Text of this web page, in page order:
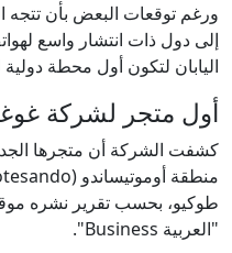
رئيس
المقرر
للحرب
ورغم توقعات البعض بأن تتجه
إلى دول ذات انتشار واسع
اليابان لتكون أول محطة
أول متجر لشركة
"العربية Business".